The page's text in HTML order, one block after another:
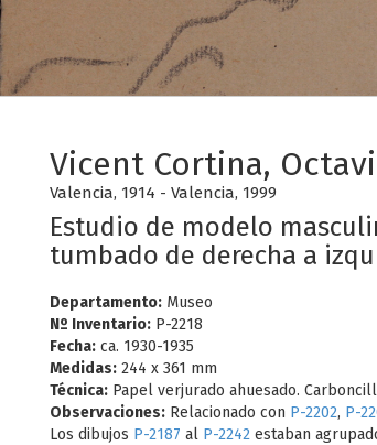
Vicent Cortina,
Valencia, 1914 - Valencia, 1999
Estudio de modelo
tumbado de derecha a
Departamento: Museo
Nº Inventario: P-2218
Fecha: ca. 1930-1935
Medidas: 244 x 361 mm
Técnica: Papel verjurado ahuesado.
Observaciones: Relacionado con P-2202, P-
Los dibujos P-2187 al P-2242 estaban